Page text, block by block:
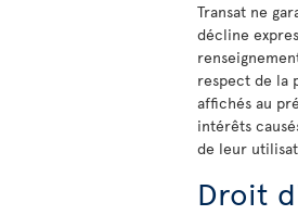
Transat ne
décline
respect de la
affichés au
intérêts
de leur
Droit